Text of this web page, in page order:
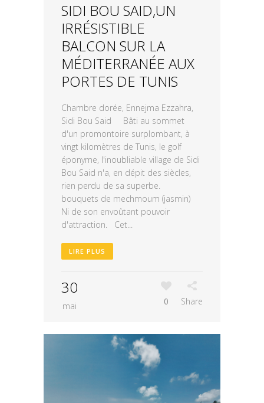
SIDI BOU SAID,UN
IRRÉSISTIBLE
BALCON SUR LA
MÉDITERRANÉE AUX
PORTES DE TUNIS
Chambre dorée, Ennejma Ezzahra,
Sidi Bou Said Bâti au sommet
d'un promontoire surplombant, à
vingt kilomètres de Tunis, le golf
éponyme, l'inoubliable village de Sidi
Bou Said n'a, en dépit des siècles,
rien perdu de sa superbe.
bouquets de mechmoum (jasmin)
Ni de son envoûtant pouvoir
d'attraction. Cet...
LIRE PLUS
30
mai 0 Share